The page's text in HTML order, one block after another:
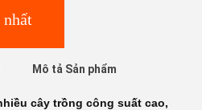
Mô tả Sản phẩm
cây trồng công suất cao,